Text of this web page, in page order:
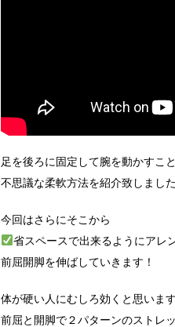
足を後ろに固定して腕を動かすこ
不思議な柔軟方法を紹介致しまし
今回はさらにそこから
省スペースで出来るようにアレ
前屈開脚を伸ばしていきます！
体が硬い人にむしろ効くと思います
前屈と開脚で２パターンのストレ